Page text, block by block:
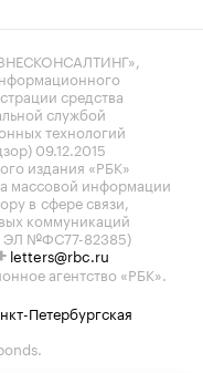
средства
службой
технологий
09.12.2015
издания «РБК»
массовой информации
в сфере связи,
коммуникаций
ЭЛ №ФС77-82385)
letters@rbc.ru
агентство «РБК».
Петербургская